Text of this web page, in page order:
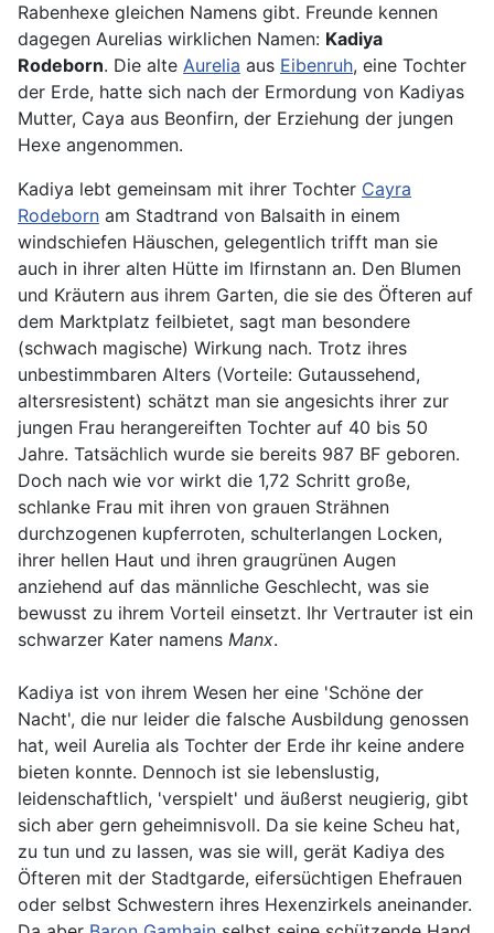
Rabenhexe gleichen Namens gibt. Freunde kennen
dagegen Aurelias wirklichen Namen: Kadiya
Rodeborn. Die alte Aurelia aus Eibenruh, eine Tochter
der Erde, hatte sich nach der Ermordung von Kadiyas
Mutter, Caya aus Beonfirn, der Erziehung der jungen
Hexe angenommen.
Kadiya lebt gemeinsam mit ihrer Tochter Cayra
Rodeborn am Stadtrand von Balsaith in einem
windschiefen Häuschen, gelegentlich trifft man sie
auch in ihrer alten Hütte im Ifirnstann an. Den Blumen
und Kräutern aus ihrem Garten, die sie des Öfteren auf
dem Marktplatz feilbietet, sagt man besondere
(schwach magische) Wirkung nach. Trotz ihres
unbestimmbaren Alters (Vorteile: Gutaussehend,
altersresistent) schätzt man sie angesichts ihrer zur
jungen Frau herangereiften Tochter auf 40 bis 50
Jahre. Tatsächlich wurde sie bereits 987 BF geboren.
Doch nach wie vor wirkt die 1,72 Schritt große,
schlanke Frau mit ihren von grauen Strähnen
durchzogenen kupferroten, schulterlangen Locken,
ihrer hellen Haut und ihren graugrünen Augen
anziehend auf das männliche Geschlecht, was sie
bewusst zu ihrem Vorteil einsetzt. Ihr Vertrauter ist ein
schwarzer Kater namens Manx.
Kadiya ist von ihrem Wesen her eine 'Schöne der
Nacht', die nur leider die falsche Ausbildung genossen
hat, weil Aurelia als Tochter der Erde ihr keine andere
bieten konnte. Dennoch ist sie lebenslustig,
leidenschaftlich, 'verspielt' und äußerst neugierig, gibt
sich aber gern geheimnisvoll. Da sie keine Scheu hat,
zu tun und zu lassen, was sie will, gerät Kadiya des
Öfteren mit der Stadtgarde, eifersüchtigen Ehefrauen
oder selbst Schwestern ihres Hexenzirkels aneinander.